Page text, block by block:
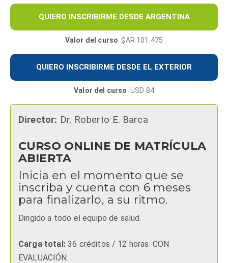
QUIERO INSCRIBIRME DESDE ARGENTINA
Valor del curso: $AR 101.475
QUIERO INSCRIBIRME DESDE EL EXTERIOR
Valor del curso: USD 84
Director: Dr. Roberto E. Barca
CURSO ONLINE DE MATRÍCULA
ABIERTA
Inicia en el momento que se
inscriba y cuenta con 6 meses
para finalizarlo, a su ritmo.
Dirigido a todo el equipo de salud.
Carga total:36 créditos / 12 horas. CON
EVALUACIÓN.